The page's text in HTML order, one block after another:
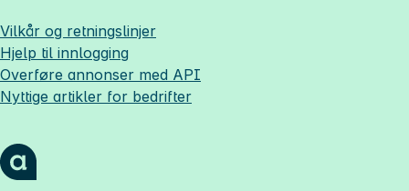
Vilkår og retningslinjer
Hjelp til innlogging
Overføre annonser med API
Nyttige artikler for bedrifter